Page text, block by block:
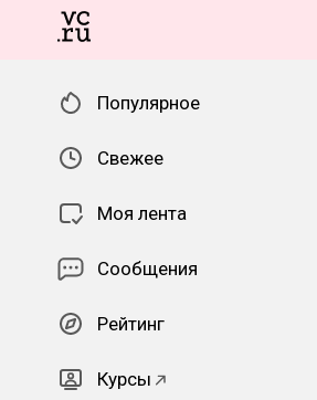
Популярное
Свежее
Моя лента
Сообщения
Рейтинг
Курсы